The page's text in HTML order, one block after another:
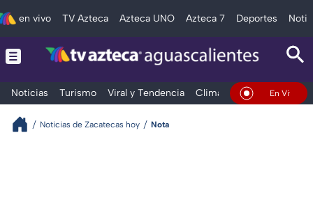
en vivo TV Azteca Azteca UNO Azteca 7 Deportes
Noticias Turismo Viral y Tendencia Clima DeportesEn Vivo
Noticias de Zacatecas hoy Nota